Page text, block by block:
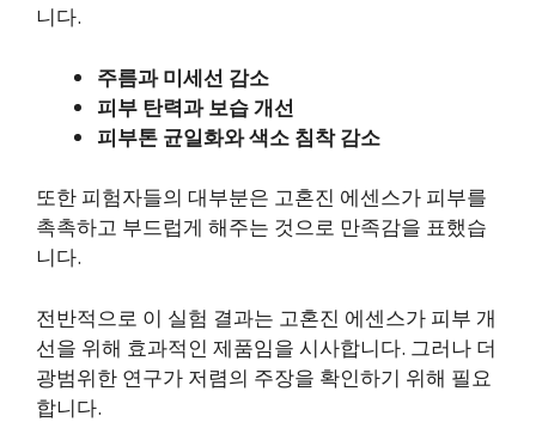
니다.
주름과 미세선 감소
피부 탄력과 보습 개선
피부톤 균일화와 색소 침착 감소
또한 피험자들의 대부분은 고혼진 에센스가 피부를
촉촉하고 부드럽게 해주는 것으로 만족감을 표했습
니다.
전반적으로 이 실험 결과는 고혼진 에센스가 피부 개
선을 위해 효과적인 제품임을 시사합니다. 그러나 더
광범위한 연구가 저렴의 주장을 확인하기 위해 필요
합니다.